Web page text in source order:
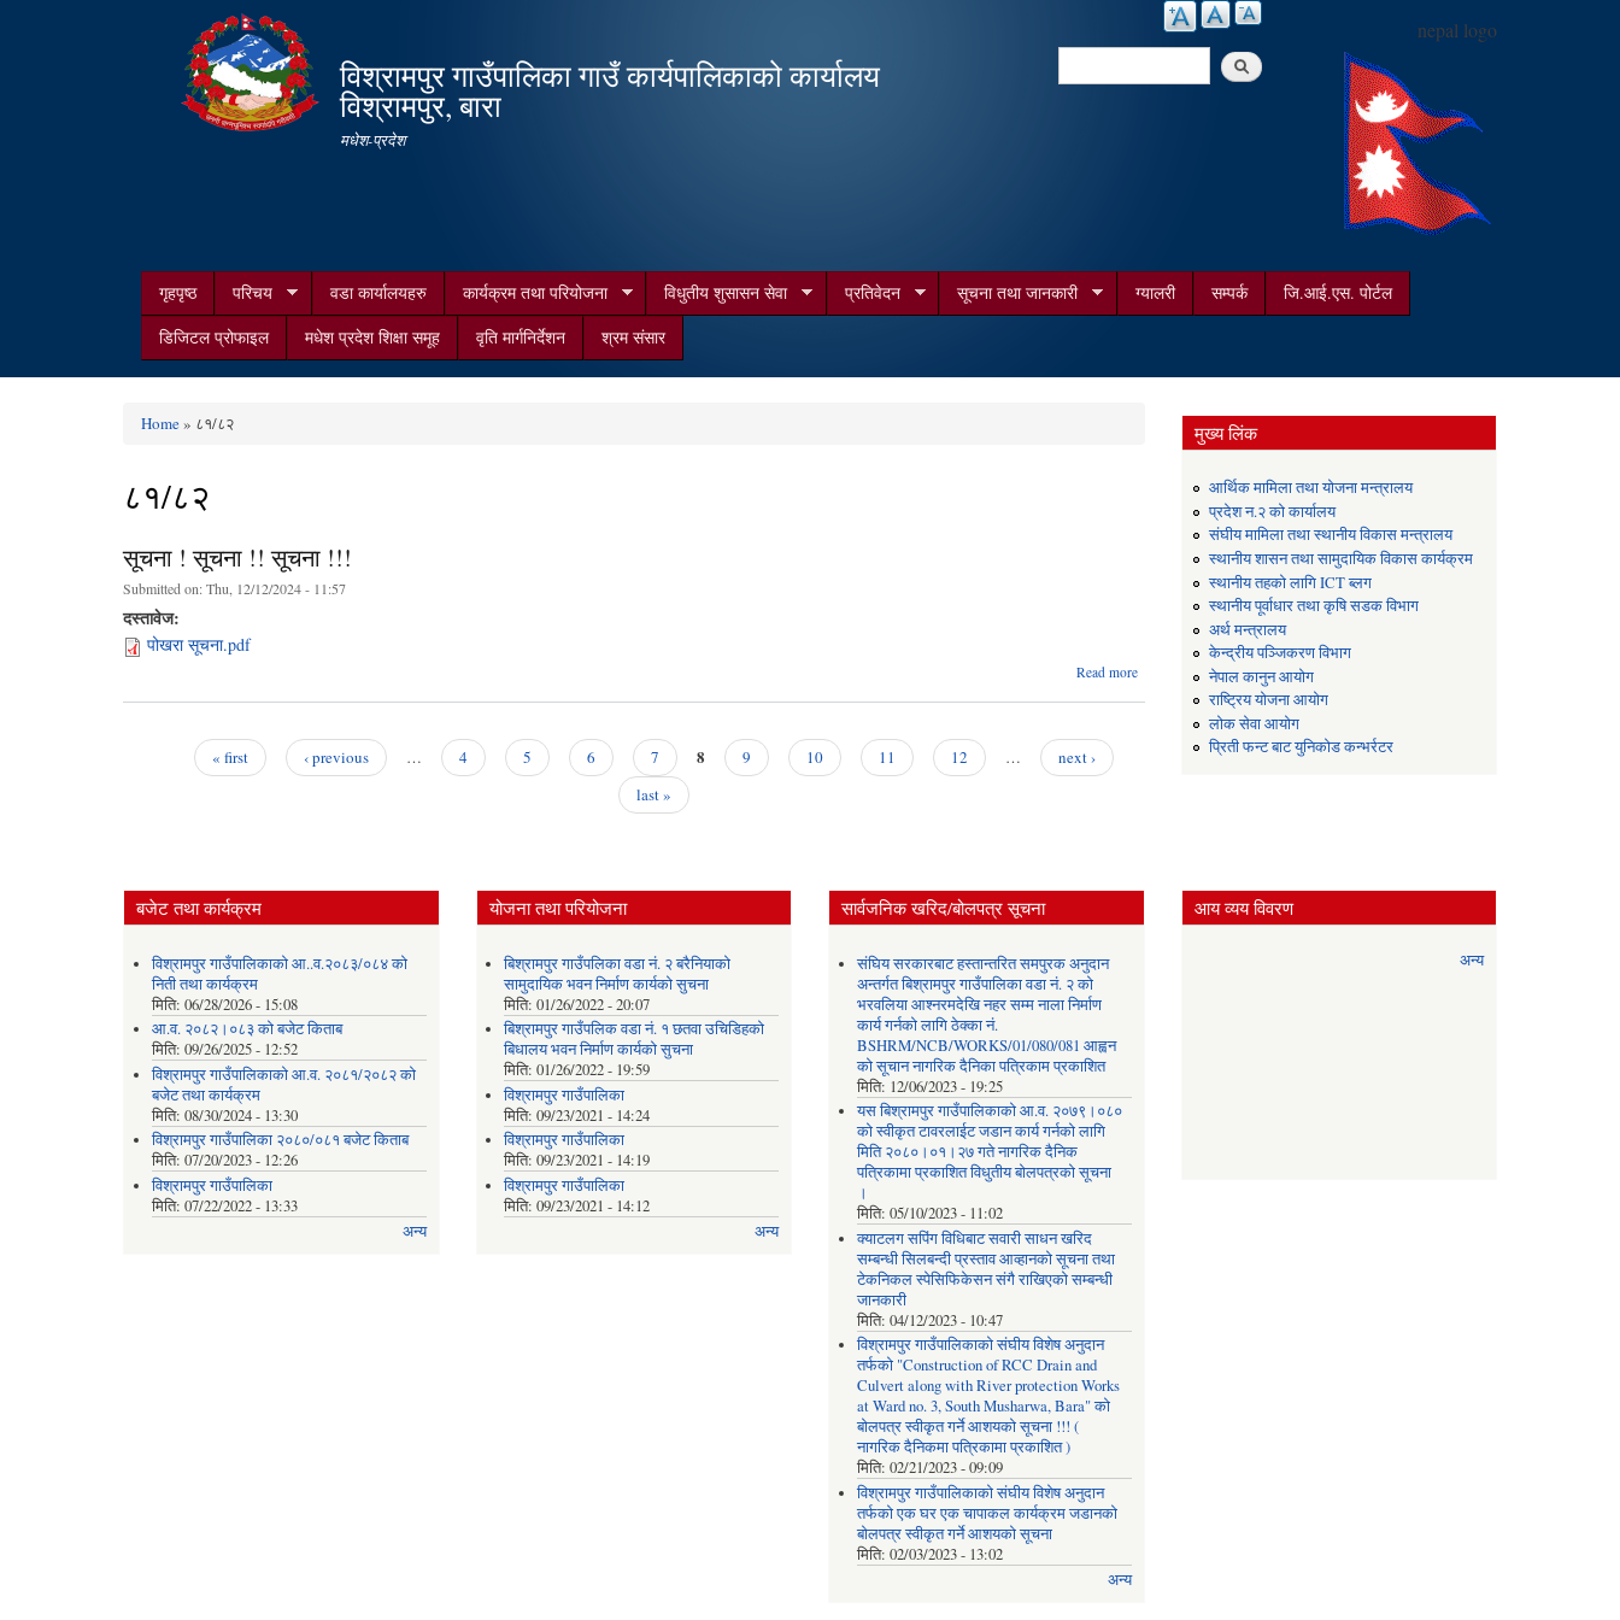
content
विश्रामपुर गाउँपालिका गाउँ कार्यपालिकाको कार्यालय
विश्रामपुर, बारा
मधेश-प्रदेश
nepal logo
Search
गृहपृष्ठ परिचय वडा कार्यालयहरु कार्यक्रम तथा परियोजना विधुतीय शुसासन सेवा प्रतिवेदन सूचना तथा जानकारी ग्यालरी सम्पर्क
जि.आई.एस. पोर्टल
डिजिटल प्रोफाइल
मधेश प्रदेश शिक्षा समूह वृति मार्गनिर्देशन श्रम संसार
Home» ८१/८२
८१/८२
सूचना ! सूचना !! सूचना !!!
Submitted on:Thu, 12/12/2024 - 11:57
दस्तावेज:
पोखरा सूचना.pdf
Read moreabout
« first ‹ previous … 4 5 6 7 8 9 10 11 12 …
next ›
last »
मुख्य लिंक
आर्थिक मामिला तथा योजना मन्त्रालय
प्रदेश न.२ को कार्यालय
संघीय मामिला तथा स्थानीय विकास मन्त्रालय
स्थानीय शासन तथा सामुदायिक विकास कार्यक्रम
स्थानीय तहको लागि ICT ब्लग
स्थानीय पूर्वाधार तथा कृषि सडक विभाग
अर्थ मन्त्रालय
केन्द्रीय पञ्जिकरण विभाग
नेपाल कानुन आयोग
राष्ट्रिय योजना आयोग
लोक सेवा आयोग
प्रिती फन्ट बाट युनिकोड कन्भर्रटर
बजेट तथा कार्यक्रम
विश्रामपुर गाउँपालिकाको आ..व.२०८३/०८४ को
निती तथा कार्यक्रम
मिति: 06/28/2026 - 15:08
आ.व. २०८२।०८३ को बजेट किताब
मिति: 09/26/2025 - 12:52
विश्रामपुर गाउँपालिकाको आ.व. २०८१/२०८२ को
बजेट तथा कार्यक्रम
मिति: 08/30/2024 - 13:30
विश्रामपुर गाउँपालिका २०८०/०८१ बजेट किताब
मिति: 07/20/2023 - 12:26
विश्रामपुर गाउँपालिका
मिति: 07/22/2022 - 13:33
अन्य
योजना तथा परियोजना
बिश्रामपुर गाउँपलिका वडा नं. २ बरैनियाको
सामुदायिक भवन निर्माण कार्यको सुचना
मिति:01/26/2022 - 20:07
बिश्रामपुर गाउँपलिक वडा नं. १ छतवा उचिडिहको
बिधालय भवन निर्माण कार्यको सुचना
मिति:01/26/2022 - 19:59
विश्रामपुर गाउँपालिका
मिति:09/23/2021 - 14:24
विश्रामपुर गाउँपालिका
मिति:09/23/2021 - 14:19
विश्रामपुर गाउँपालिका
मिति:09/23/2021 - 14:12
अन्य
सार्वजनिक खरिद/बोलपत्र सूचना
संघिय सरकारबाट हस्तान्तरित समपुरक अनुदान
अन्तर्गत बिश्रामपुर गाउँपालिका वडा नं. २ को
भरवलिया आश्नरमदेखि नहर सम्म नाला निर्माण
कार्य गर्नको लागि ठेक्का नं.
BSHRM/NCB/WORKS/01/080/081 आह्वन
को सूचान नागरिक दैनिका पत्रिकाम प्रकाशित
मिति: 12/06/2023 - 19:25
यस बिश्रामपुर गाउँपालिकाको आ.व. २०७९।०८०
को स्वीकृत टावरलाईट जडान कार्य गर्नको लागि
मिति २०८०।०१।२७ गते नागरिक दैनिक
पत्रिकामा प्रकाशित विधुतीय बोलपत्रको सूचना
।
मिति: 05/10/2023 - 11:02
क्याटलग सपिंग विधिबाट सवारी साधन खरिद
सम्बन्धी सिलबन्दी प्रस्ताव आव्हानको सूचना तथा
टेकनिकल स्पेसिफिकेसन संगै राखिएको सम्बन्धी
जानकारी
मिति: 04/12/2023 - 10:47
विश्रामपुर गाउँपालिकाको संघीय विशेष अनुदान
तर्फको "Construction of RCC Drain and
Culvert along with River protection Works
at Ward no. 3, South Musharwa, Bara" को
बोलपत्र स्वीकृत गर्ने आशयको सूचना !!! (
नागरिक दैनिकमा पत्रिकामा प्रकाशित )
मिति: 02/21/2023 - 09:09
विश्रामपुर गाउँपालिकाको संघीय विशेष अनुदान
तर्फको एक घर एक चापाकल कार्यक्रम जडानको
बोलपत्र स्वीकृत गर्ने आशयको सूचना
मिति: 02/03/2023 - 13:02
अन्य
आय व्यय विवरण
अन्य